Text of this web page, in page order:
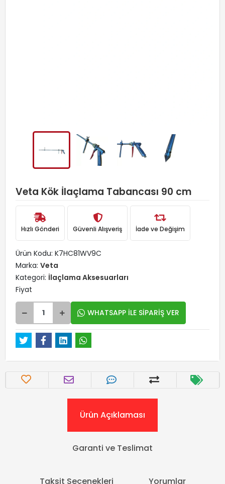
Veta Kök İlaçlama Tabancası 90 cm
Hızlı Gönderi Güvenli Alışveriş İade ve Değişim
Ürün Kodu: K7HC81WV9C
Marka: Veta
Kategori: İlaçlama Aksesuarları
Fiyat
WHATSAPP İLE SİPARİŞ VER
Ürün Açıklaması
Garanti ve Teslimat
Taksit Seçenekleri Yorumlar